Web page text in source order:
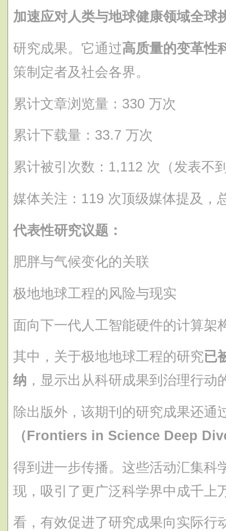
加速应对人类与地球健康领域全球
研究成果。它通过高质量的变革性
策制定者及社会各界。
累计文章浏览量：330 万次
累计下载量：33.7 万次
累计被引次数：1,112 次（发表不
媒体关注：119 次顶级媒体提及，
代表性研究议题：
肥胖与气候变化的关联
极地地球工程的风险与现实
面向下一代人工智能硬件的计算架
其中，关于极地地球工程的研究已
纳 ，显示出从科研成果到治理行动
除出版外，该期刊的研究成果还通
（Frontiers in Science Deep
得到进一步传播。这些活动汇集科
现，吸引了更广泛科学界中成千上
看，有效促进了研究成果向实际行